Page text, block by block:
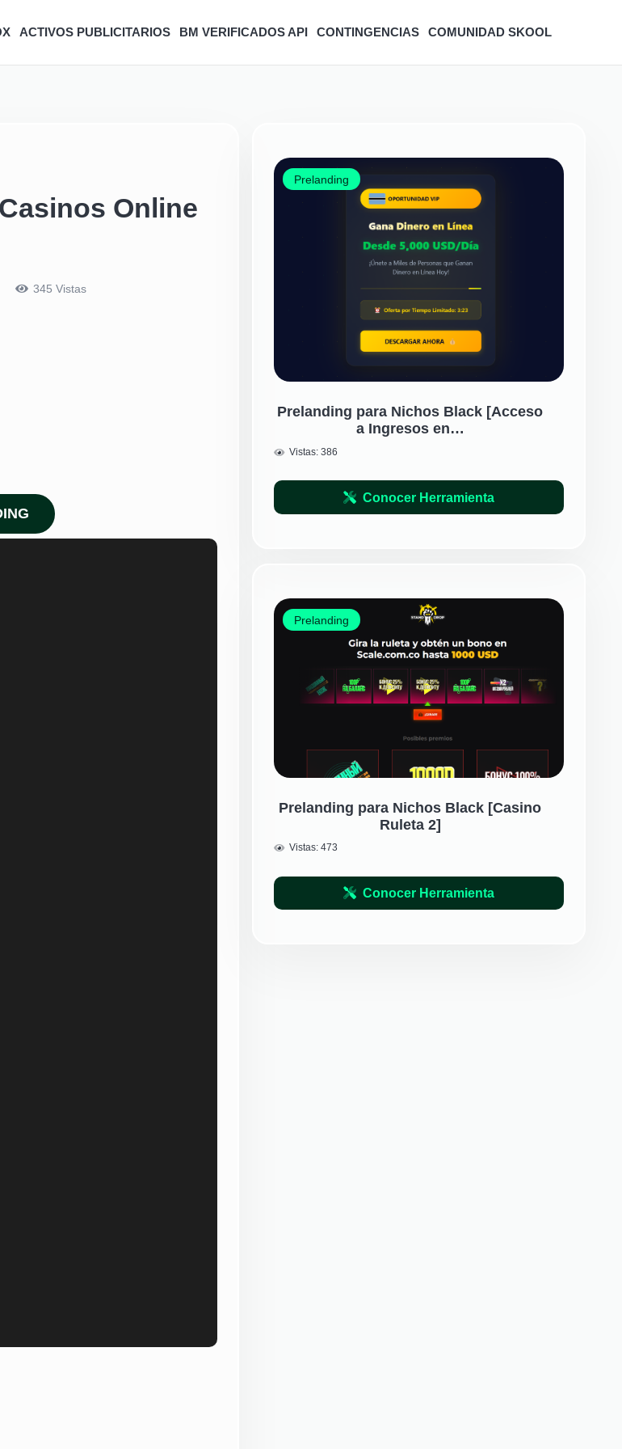
ACTIVOS PUBLICITARIOS BM VERIFICADOS API CONTINGENCIAS COMUNIDAD SKOOL
Online
345 Vistas
Prelanding
Prelanding para Nichos Black [Acceso
a Ingresos en…
Vistas: 386
Conocer Herramienta
Prelanding
Prelanding para Nichos Black [Casino
Ruleta 2]
Vistas: 473
Conocer Herramienta